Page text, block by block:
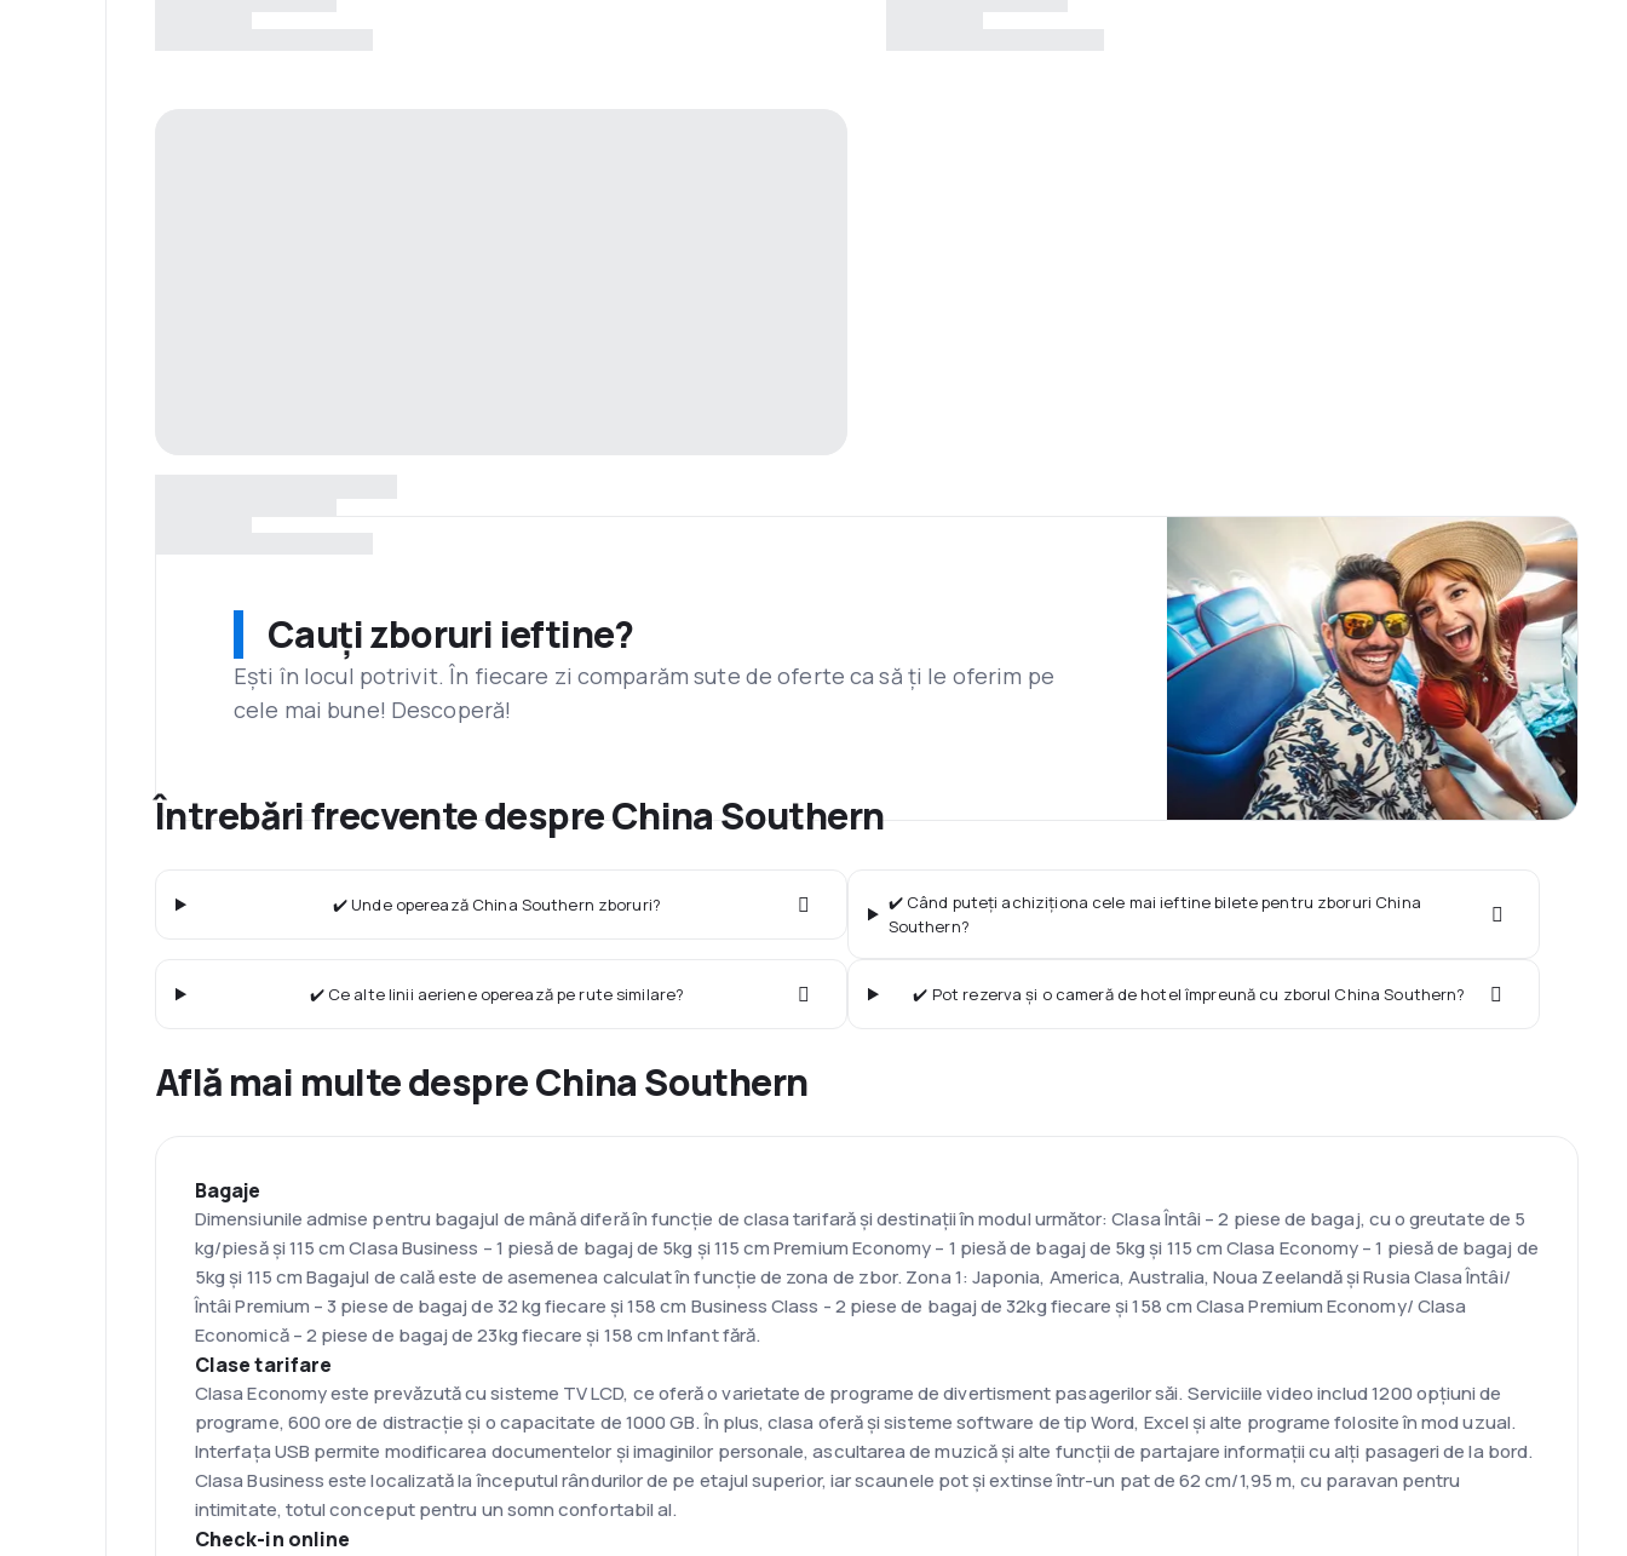
Cauți zboruri ieftine?
Ești în locul potrivit. În fiecare zi comparăm sute de oferte ca să ți le oferim pe
cele mai bune! Descoperă!
Întrebări frecvente despre China Southern
✔️ Unde operează China Southern zboruri?
✔️ Când puteți achiziționa cele mai ieftine bilete pentru zboruri China
Southern?
✔️ Ce alte linii aeriene operează pe rute similare? ✔️ Pot rezerva și o cameră de hotel împreună cu zborul China Southern?
Află mai multe despre China Southern
Bagaje
Dimensiunile admise pentru bagajul de mână diferă în funcție de clasa tarifară și destinații în modul următor: Clasa Întâi – 2 piese de bagaj, cu o greutate de 5
kg/piesă și 115 cm Clasa Business – 1 piesă de bagaj de 5kg și 115 cm Premium Economy – 1 piesă de bagaj de 5kg și 115 cm Clasa Economy – 1 piesă de bagaj de
5kg și 115 cm Bagajul de cală este de asemenea calculat în funcție de zona de zbor. Zona 1: Japonia, America, Australia, Noua Zeelandă și Rusia Clasa Întâi/
Întâi Premium – 3 piese de bagaj de 32 kg fiecare și 158 cm Business Class - 2 piese de bagaj de 32kg fiecare și 158 cm Clasa Premium Economy/ Clasa
Economică – 2 piese de bagaj de 23kg fiecare și 158 cm Infant fără.
Clase tarifare
Clasa Economy este prevăzută cu sisteme TV LCD, ce oferă o varietate de programe de divertisment pasagerilor săi. Serviciile video includ 1200 opțiuni de
programe, 600 ore de distracție și o capacitate de 1000 GB. În plus, clasa oferă și sisteme software de tip Word, Excel și alte programe folosite în mod uzual.
Interfața USB permite modificarea documentelor și imaginilor personale, ascultarea de muzică și alte funcții de partajare informații cu alți pasageri de la bord.
Clasa Business este localizată la începutul rândurilor de pe etajul superior, iar scaunele pot și extinse într-un pat de 62 cm/1,95 m, cu paravan pentru
intimitate, totul conceput pentru un somn confortabil al.
Check-in online